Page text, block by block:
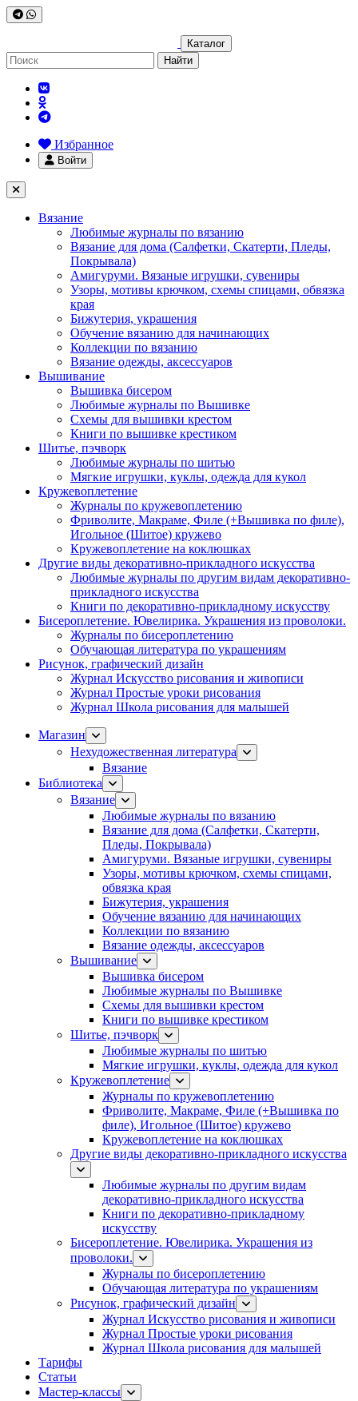
Каталог
Найти
Избранное
Войти
Вязание
Любимые журналы по вязанию
Вязание для дома (Салфетки, Скатерти, Пледы,
Покрывала)
Амигуруми. Вязаные игрушки, сувениры
Узоры, мотивы крючком, схемы спицами, обвязка
края
Бижутерия, украшения
Обучение вязанию для начинающих
Коллекции по вязанию
Вязание одежды, аксессуаров
Вышивание
Вышивка бисером
Любимые журналы по Вышивке
Схемы для вышивки крестом
Книги по вышивке крестиком
Шитье, пэчворк
Любимые журналы по шитью
Мягкие игрушки, куклы, одежда для кукол
Кружевоплетение
Журналы по кружевоплетению
Фриволите, Макраме, Филе (+Вышивка по филе),
Игольное (Шитое) кружево
Кружевоплетение на коклюшках
Другие виды декоративно-прикладного искусства
Любимые журналы по другим видам декоративно-
прикладного искусства
Книги по декоративно-прикладному искусству
Бисероплетение. Ювелирика. Украшения из проволоки.
Журналы по бисероплетению
Обучающая литература по украшениям
Рисунок, графический дизайн
Журнал Искусство рисования и живописи
Журнал Простые уроки рисования
Журнал Школа рисования для малышей
Магазин
Нехудожественная литература
Вязание
Библиотека
Вязание
Любимые журналы по вязанию
Вязание для дома (Салфетки, Скатерти,
Пледы, Покрывала)
Амигуруми. Вязаные игрушки, сувениры
Узоры, мотивы крючком, схемы спицами,
обвязка края
Бижутерия, украшения
Обучение вязанию для начинающих
Коллекции по вязанию
Вязание одежды, аксессуаров
Вышивание
Вышивка бисером
Любимые журналы по Вышивке
Схемы для вышивки крестом
Книги по вышивке крестиком
Шитье, пэчворк
Любимые журналы по шитью
Мягкие игрушки, куклы, одежда для кукол
Кружевоплетение
Журналы по кружевоплетению
Фриволите, Макраме, Филе (+Вышивка по
филе), Игольное (Шитое) кружево
Кружевоплетение на коклюшках
Другие виды декоративно-прикладного искусства
Любимые журналы по другим видам
декоративно-прикладного искусства
Книги по декоративно-прикладному
искусству
Бисероплетение. Ювелирика. Украшения из
проволоки.
Журналы по бисероплетению
Обучающая литература по украшениям
Рисунок, графический дизайн
Журнал Искусство рисования и живописи
Журнал Простые уроки рисования
Журнал Школа рисования для малышей
Тарифы
Статьи
Мастер-классы